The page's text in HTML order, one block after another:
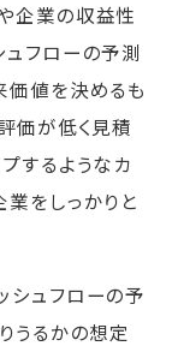
企業の収益性
ュフローの予測
価値を決めるも
価が低く見積
するようなカ
をしっかりと
シュフローの予
うるかの想定